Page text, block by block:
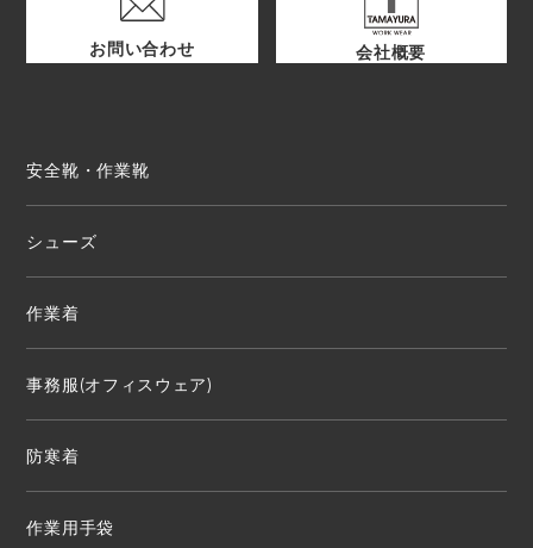
お問い合わせ 会社概要
安全靴・作業靴
シューズ
作業着
事務服(オフィスウェア)
防寒着
作業用手袋